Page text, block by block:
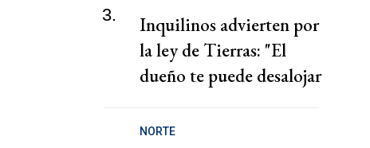
3.
Inquilinos advierten por
la ley de Tierras: "El
dueño te puede desalojar
NORTE